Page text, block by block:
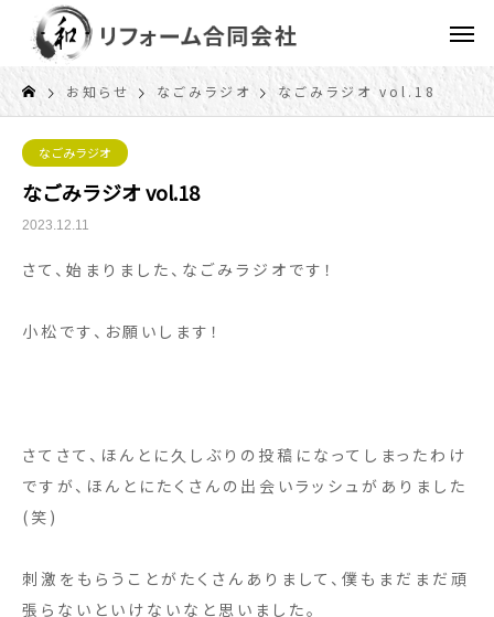
お知らせ なごみラジオ なごみラジオ vol.18
なごみラジオ
なごみラジオ vol.18
2023.12.11
さて、始まりました、なごみラジオです！
小松です、お願いします！
さてさて、ほんとに久しぶりの投稿になってしまったわけ
ですが、ほんとにたくさんの出会いラッシュがありました
(笑)
刺激をもらうことがたくさんありまして、僕もまだまだ頑
張らないといけないなと思いました。